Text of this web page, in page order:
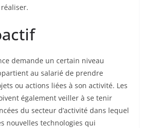
demande un certain niveau
au salarié de prendre
ou actions liées à son activité. Les
également veiller à se tenir
du secteur d’activité dans lequel
nouvelles technologies qui